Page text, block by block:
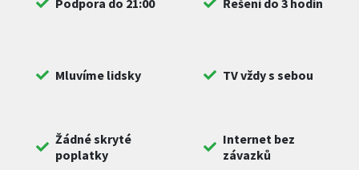
Podpora do 21:00 Řešení do 3 hodin
Mluvíme lidsky TV vždy s sebou
Žádné skryté
poplatky
Internet bez
závazků